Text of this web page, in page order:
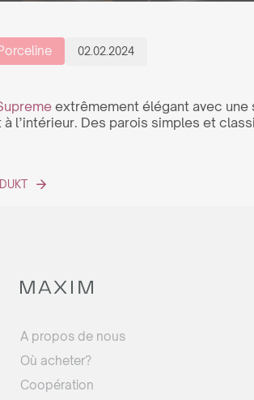
02.02.2024
extrêmement élégant avec une
à l’intérieur. Des parois simples et
A propos de nous
Où acheter?
Coopération